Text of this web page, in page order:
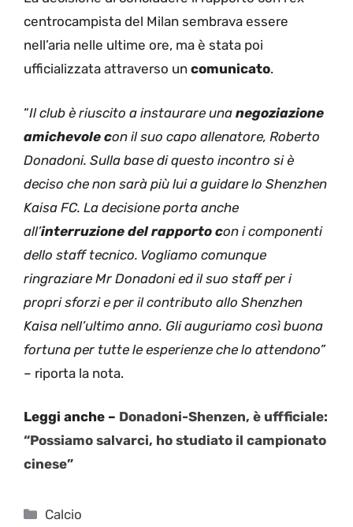
centrocampista del Milan sembrava essere
nell’aria nelle ultime ore, ma è stata poi
ufficializzata attraverso un comunicato.
“Il club è riuscito a instaurare una negoziazione
amichevole con il suo capo allenatore, Roberto
Donadoni. Sulla base di questo incontro si è
deciso che non sarà più lui a guidare lo Shenzhen
Kaisa FC. La decisione porta anche
all’interruzione del rapporto con i componenti
dello staff tecnico. Vogliamo comunque
ringraziare Mr Donadoni ed il suo staff per i
propri sforzi e per il contributo allo Shenzhen
Kaisa nell’ultimo anno. Gli auguriamo così buona
fortuna per tutte le esperienze che lo attendono”
– riporta la nota.
Leggi anche – Donadoni-Shenzen, è uffficiale:
“Possiamo salvarci, ho studiato il campionato
cinese”
Categorie
Calcio